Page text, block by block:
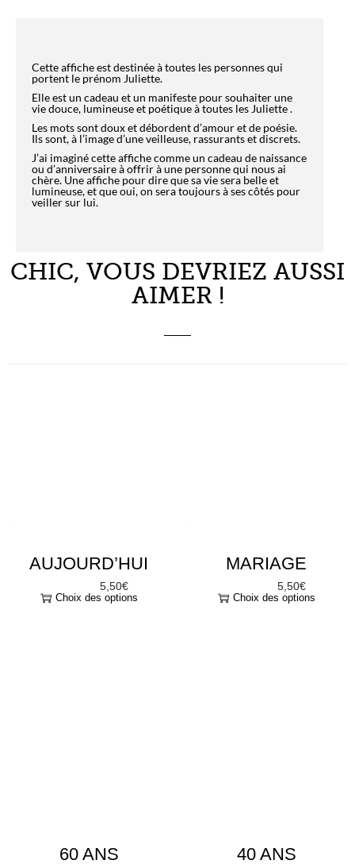
Cette affiche est destinée à toutes les personnes qui
portent le prénom Juliette.
Elle est un cadeau et un manifeste pour souhaiter une
vie douce, lumineuse et poétique à toutes les Juliette .
Les mots sont doux et débordent d’amour et de poésie.
Ils sont, à l’image d’une veilleuse, rassurants et discrets.
J’ai imaginé cette affiche comme un cadeau de naissance
ou d’anniversaire à offrir à une personne qui nous ai
chère. Une affiche pour dire que sa vie sera belle et
lumineuse, et que oui, on sera toujours à ses côtés pour
veiller sur lui.
CHIC, VOUS DEVRIEZ AUSSI
AIMER !
AUJOURD’HUI
5,50€
Choix des options
MARIAGE
5,50€
Choix des options
60 ANS 40 ANS